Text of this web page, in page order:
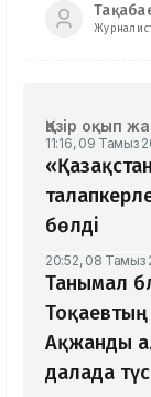
Қазір оқып
11:16, 09 Тамыз
бөлді
20:52, 08 Тамыз
Танымал
Тоқаевтың
Ақжанды
далада